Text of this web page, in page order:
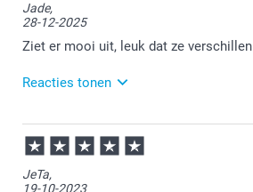
Jade,
28-12-2025
Ziet er mooi uit, leuk dat ze verschillen
Reacties tonen
30-12-2025
11:13
Bedankt voor je bericht.
JeTa,
19-10-2023